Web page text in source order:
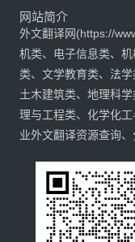
网站简介
外文翻译网(https://
机类、电子信息类、
类、文学教育类、法
土木建筑类、地理科
理与工程类、化学化
业外文翻译资源查询、